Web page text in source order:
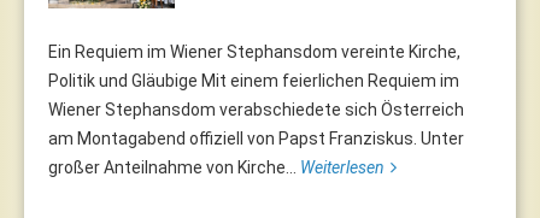
Ein Requiem im Wiener Stephansdom vereinte Kirche,
Politik und Gläubige Mit einem feierlichen Requiem im
Wiener Stephansdom verabschiedete sich Österreich
am Montagabend offiziell von Papst Franziskus. Unter
großer Anteilnahme von Kirche... Weiterlesen